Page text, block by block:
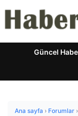
Güncel
Ana sayfa › Forumlar ›